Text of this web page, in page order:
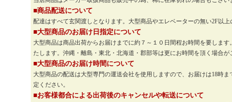
■商品配送について
配達はすべて玄関渡しとなります。大型商品やエレベーターの無い2F以
■大型商品のお届け日指定について
大型商品は商品出荷からお届けまでに約７～１０日間程お時間を要しま
たします。沖縄・離島・東北・北海道・郡部等は更にお時間を頂く場合が
■大型商品のお届け時間について
大型商品の配送は大型専門の運送会社を使用しますので、お届けは18時
定ください。
■お客様都合による出荷後のキャンセルや転送について